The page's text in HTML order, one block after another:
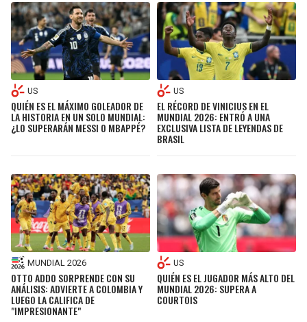
US
QUIÉN ES EL MÁXIMO GOLEADOR DE
LA HISTORIA EN UN SOLO MUNDIAL:
¿LO SUPERARÁN MESSI O MBAPPÉ?
US
EL RÉCORD DE VINICIUS EN EL
MUNDIAL 2026: ENTRÓ A UNA
EXCLUSIVA LISTA DE LEYENDAS DE
BRASIL
MUNDIAL 2026
OTTO ADDO SORPRENDE CON SU
ANÁLISIS: ADVIERTE A COLOMBIA Y
LUEGO LA CALIFICA DE
"IMPRESIONANTE"
US
QUIÉN ES EL JUGADOR MÁS ALTO DEL
MUNDIAL 2026: SUPERA A
COURTOIS